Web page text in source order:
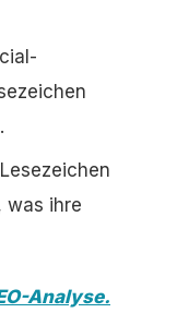
was ihre
Analyse.